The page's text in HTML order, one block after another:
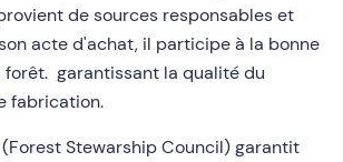
de sources responsables et
acte d'achat, il participe à la bonne
forêt. garantissant la qualité du
fabrication.
(Forest Stewarship Council) garantit